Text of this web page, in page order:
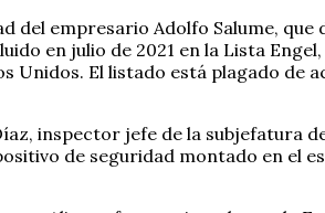
del empresario Adolfo Salume,
en julio de 2021 en la Lista
Unidos. El listado está plagado de
inspector jefe de la subjefatura
de seguridad montado en el